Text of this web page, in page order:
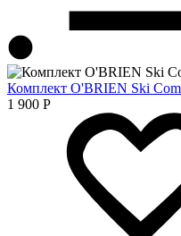
Комплект O'BRIEN Ski
1 900 Р